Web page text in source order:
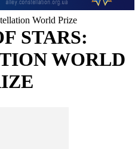
World Prize
STARS:
WORLD